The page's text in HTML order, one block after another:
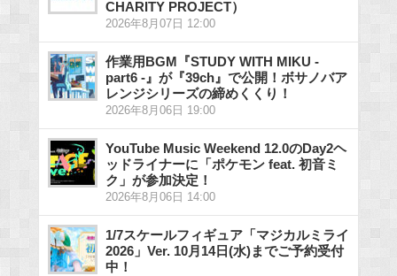
CHARITY PROJECT）
2026年8月07日 12:00
作業用BGM『STUDY WITH MIKU -
part6 -』が『39ch』で公開！ボサノバア
レンジシリーズの締めくくり！
2026年8月06日 19:00
YouTube Music Weekend 12.0のDay2ヘ
ッドライナーに「ポケモン feat. 初音ミ
ク」が参加決定！
2026年8月06日 14:00
1/7スケールフィギュア「マジカルミライ
2026」Ver. 10月14日(水)までご予約受付
中！